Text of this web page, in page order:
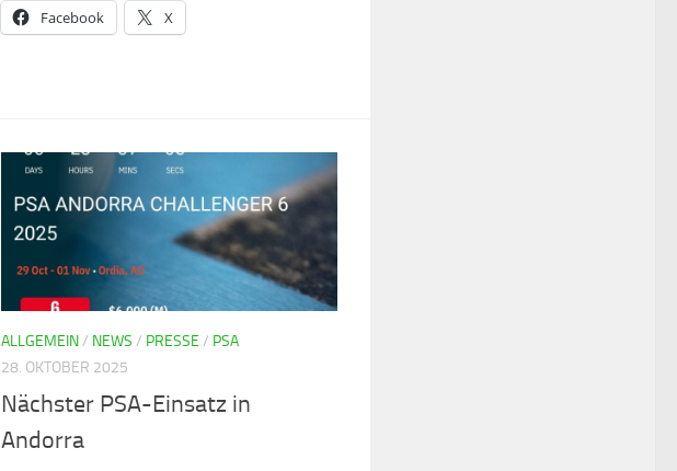
Facebook X
ALLGEMEIN/ NEWS / PRESSE / PSA
28. OKTOBER 2025
Nächster PSA-Einsatz in
Andorra